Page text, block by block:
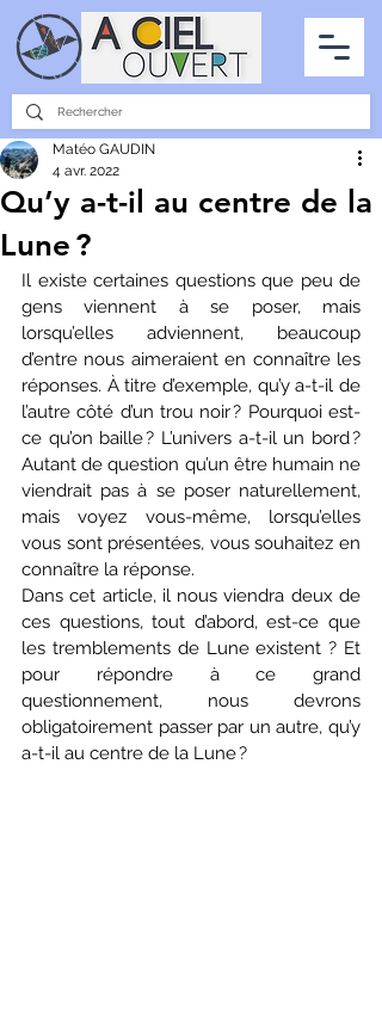
PARTENARIATS
INTERVIEWS LA PHOTO DU CIEL TOUS LES ARTICLES
Qu’y a-t-il au centre de la
Lune ?
Matéo GAUDIN
4 avr. 2022
Il existe certaines questions que peu de
gens viennent à se poser, mais
lorsqu’elles adviennent, beaucoup
d’entre nous aimeraient en connaître les
réponses. À titre d’exemple, qu’y a-t-il de
l’autre côté d’un trou noir ? Pourquoi est-
ce qu’on baille ? L’univers a-t-il un bord ?
Autant de question qu’un être humain ne
viendrait pas à se poser naturellement,
mais voyez vous-même, lorsqu’elles
vous sont présentées, vous souhaitez en
connaître la réponse.
Dans cet article, il nous viendra deux de
ces questions, tout d’abord, est-ce que
les tremblements de Lune existent ? Et
pour répondre à ce grand
questionnement, nous devrons
obligatoirement passer par un autre, qu’y
a-t-il au centre de la Lune ?